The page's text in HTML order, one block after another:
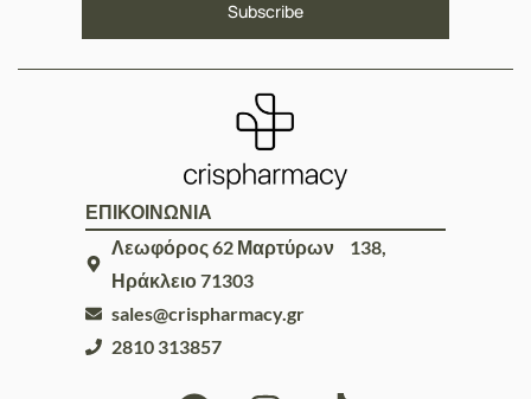
ΕΠΙΚΟΙΝΩΝΙΑ
Λεωφόρος 62 Μαρτύρων 138,
Ηράκλειο 71303
sales@crispharmacy.gr
2810 313857